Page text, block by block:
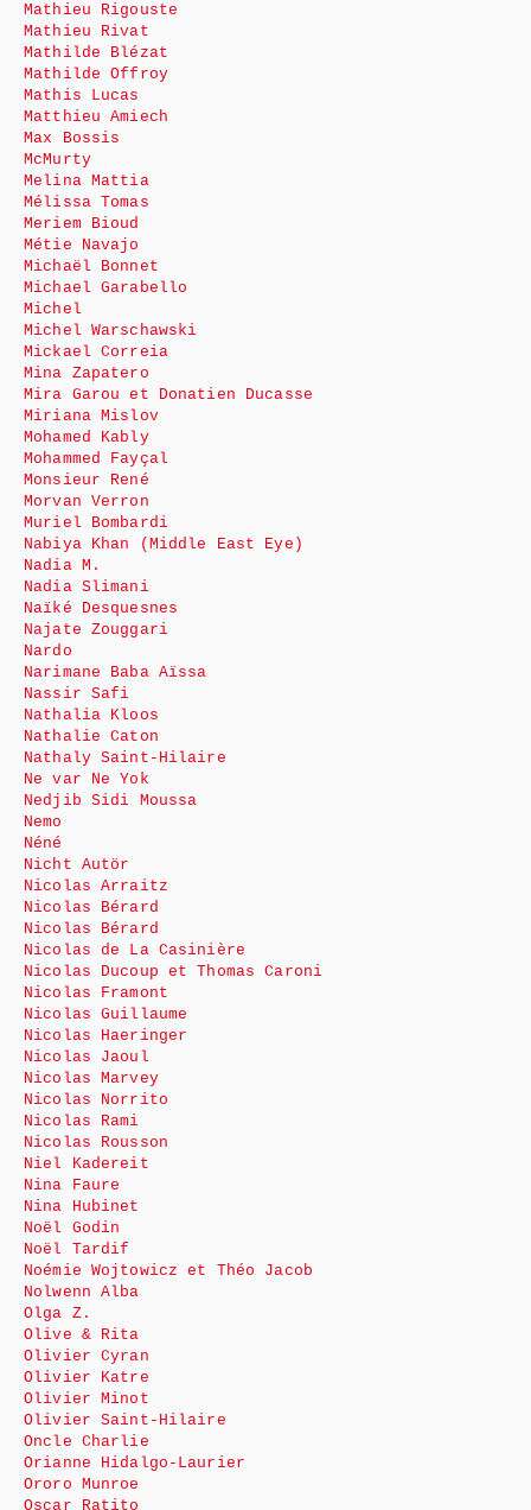
Mathieu Rigouste
Mathieu Rivat
Mathilde Blézat
Mathilde Offroy
Mathis Lucas
Matthieu Amiech
Max Bossis
McMurty
Melina Mattia
Mélissa Tomas
Meriem Bioud
Métie Navajo
Michaël Bonnet
Michael Garabello
Michel
Michel Warschawski
Mickael Correia
Mina Zapatero
Mira Garou et Donatien Ducasse
Miriana Mislov
Mohamed Kably
Mohammed Fayçal
Monsieur René
Morvan Verron
Muriel Bombardi
Nabiya Khan (Middle East Eye)
Nadia M.
Nadia Slimani
Naïké Desquesnes
Najate Zouggari
Nardo
Narimane Baba Aïssa
Nassir Safi
Nathalia Kloos
Nathalie Caton
Nathaly Saint-Hilaire
Ne var Ne Yok
Nedjib Sidi Moussa
Nemo
Néné
Nicht Autör
Nicolas Arraitz
Nicolas Bérard
Nicolas Bérard
Nicolas de La Casinière
Nicolas Ducoup et Thomas Caroni
Nicolas Framont
Nicolas Guillaume
Nicolas Haeringer
Nicolas Jaoul
Nicolas Marvey
Nicolas Norrito
Nicolas Rami
Nicolas Rousson
Niel Kadereit
Nina Faure
Nina Hubinet
Noël Godin
Noël Tardif
Noémie Wojtowicz et Théo Jacob
Nolwenn Alba
Olga Z.
Olive & Rita
Olivier Cyran
Olivier Katre
Olivier Minot
Olivier Saint-Hilaire
Oncle Charlie
Orianne Hidalgo-Laurier
Ororo Munroe
Oscar Ratito